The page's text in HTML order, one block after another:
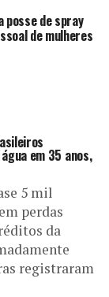
posse de spray
de mulheres
em 35 anos,
5 mil
perdas
da
registraram